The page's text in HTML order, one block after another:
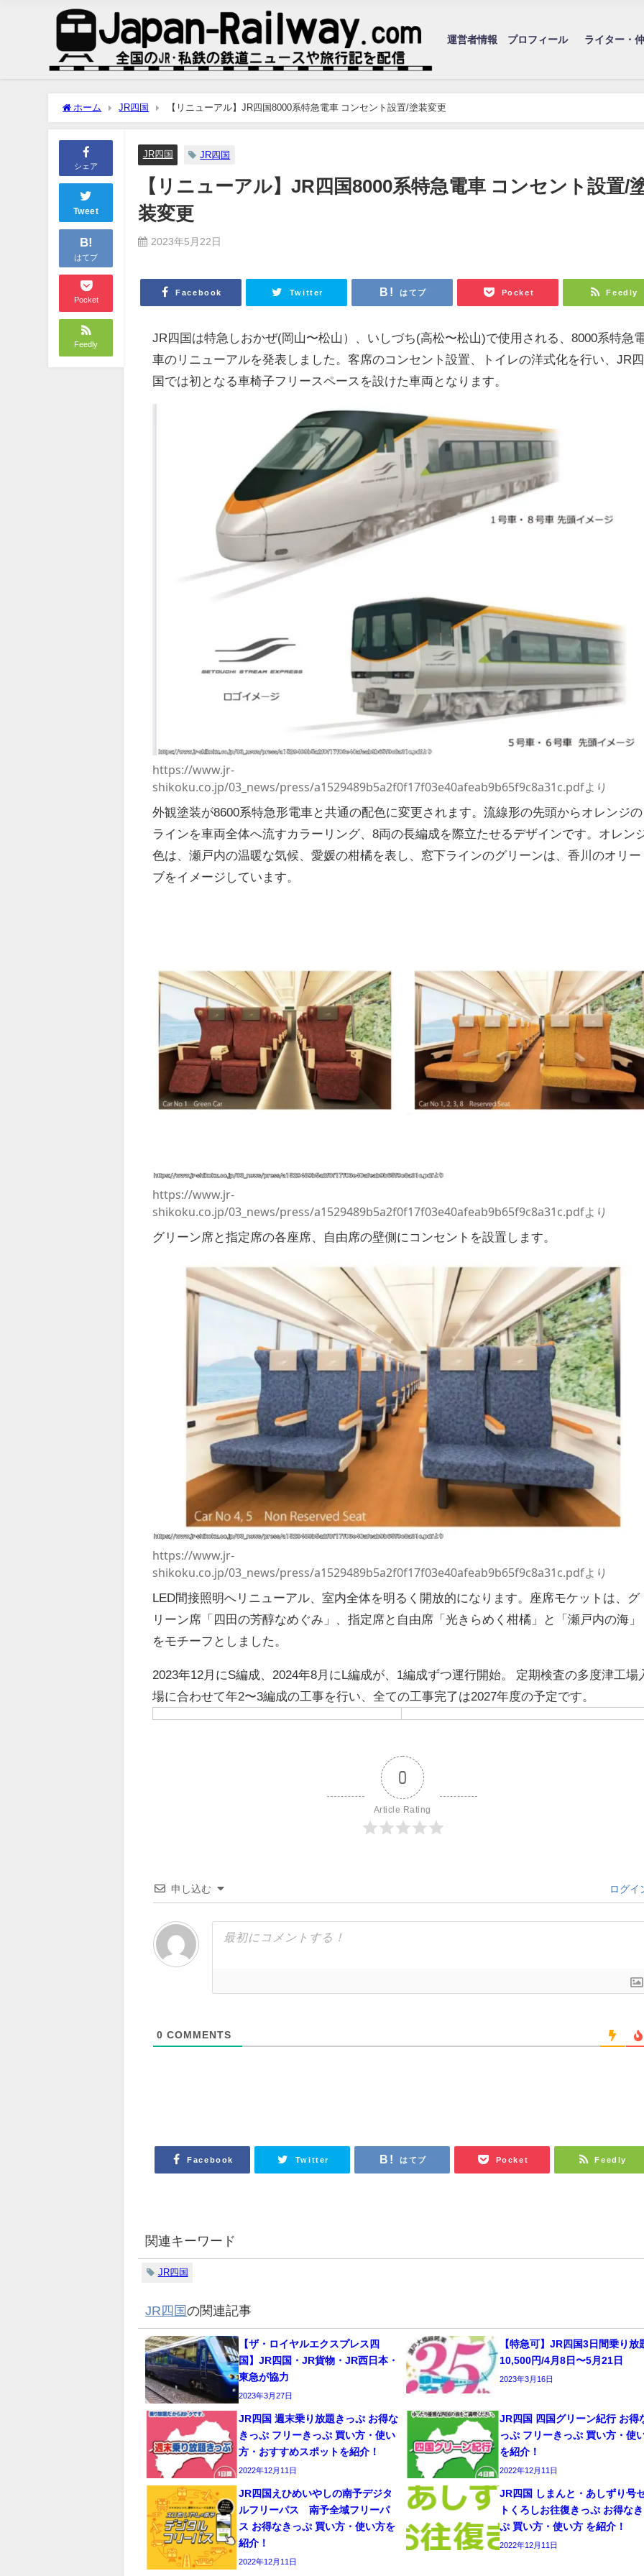
運営者情報 プロフィール ライター・
ホーム JR四国 【リニューアル】JR四国8000系特急電車 コンセント設置/塗装変更
シェア
Tweet
B!
はてブ
Pocket
Feedly
JR四国 JR四国
【リニューアル】JR四国8000系特急電車 コンセント設置/
装変更
2023年5月22日
Facebook Twitter はてブ Pocket Feedly
JR四国は特急しおかぜ(岡山〜松山）、いしづち(高松〜松山)で使用される、8000系特急
車のリニューアルを発表しました。客席のコンセント設置、トイレの洋式化を行い、JR四
国では初となる車椅子フリースペースを設けた車両となります。
https://www.jr-
shikoku.co.jp/03_news/press/a1529489b5a2f0f17f03e40afeab9b65f9c8a31c.pdfより
外観塗装が8600系特急形電車と共通の配色に変更されます。流線形の先頭からオレンジの
ラインを車両全体へ流すカラーリング、8両の長編成を際立たせるデザインです。オレン
色は、瀬戸内の温暖な気候、愛媛の柑橘を表し、窓下ラインのグリーンは、香川のオリー
ブをイメージしています。
https://www.jr-
shikoku.co.jp/03_news/press/a1529489b5a2f0f17f03e40afeab9b65f9c8a31c.pdfより
グリーン席と指定席の各座席、自由席の壁側にコンセントを設置します。
https://www.jr-
shikoku.co.jp/03_news/press/a1529489b5a2f0f17f03e40afeab9b65f9c8a31c.pdfより
LED間接照明へリニューアル、室内全体を明るく開放的になります。座席モケットは、グ
リーン席「四田の芳醇なめぐみ」、指定席と自由席「光きらめく柑橘」と「瀬戸内の海」
をモチーフとしました。
2023年12月にS編成、2024年8月にL編成が、1編成ずつ運行開始。 定期検査の多度津工場
場に合わせて年2〜3編成の工事を行い、全ての工事完了は2027年度の予定です。
0
Article Rating
申し込む ログイ
0 COMMENTS
Facebook Twitter はてブ Pocket Feedly
関連キーワード
JR四国
JR四国の関連記事
【ザ・ロイヤルエクスプレス四
国】JR四国・JR貨物・JR西日本・
東急が協力
2023年3月27日
【特急可】JR四国3日間乗り放
10,500円/4月8日〜5月21日
2023年3月16日
JR四国 週末乗り放題きっぷ お得な
きっぷ フリーきっぷ 買い方・使い
方・おすすめスポットを紹介！
2022年12月11日
JR四国 四国グリーン紀行 お得
っぷ フリーきっぷ 買い方・使
を紹介！
2022年12月11日
JR四国えひめいやしの南予デジタ
ルフリーパス 南予全域フリーパ
ス お得なきっぷ 買い方・使い方を
紹介！
2022年12月11日
JR四国 しまんと・あしずり号
トくろしお往復きっぷ お得な
ぷ 買い方・使い方 を紹介！
2022年12月11日